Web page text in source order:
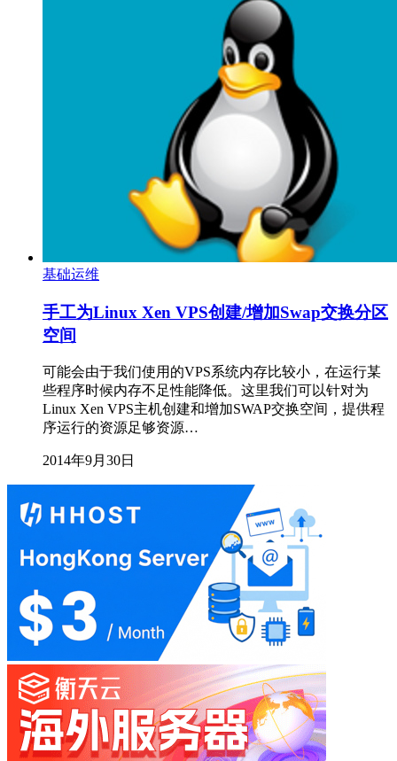
基础运维
手工为Linux Xen VPS创建/增加Swap交换分区
空间
可能会由于我们使用的VPS系统内存比较小，在运行某
些程序时候内存不足性能降低。这里我们可以针对为
Linux Xen VPS主机创建和增加SWAP交换空间，提供程
序运行的资源足够资源…
2014年9月30日